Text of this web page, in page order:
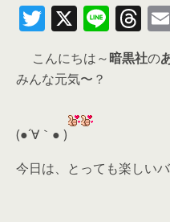
T
w
itt
er
X Li
n
e
T
h
re
こんにちは～暗黒社の
みんな元気〜？
(●´∀｀● )
今日は、とっても楽しい